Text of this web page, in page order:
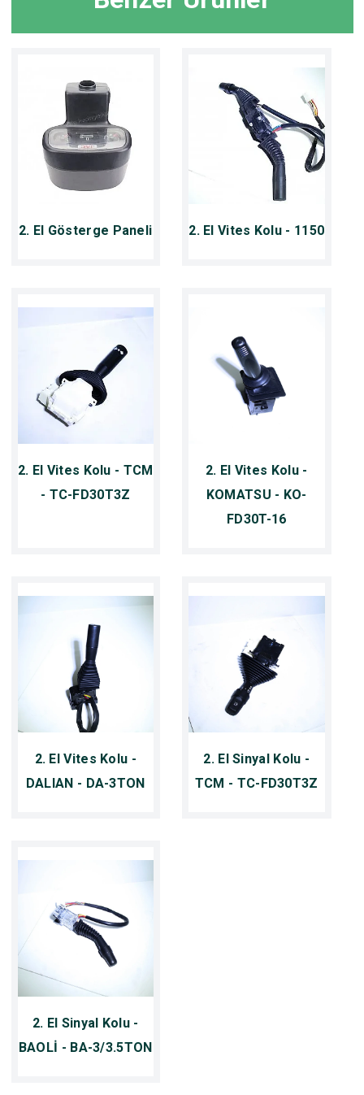
2. El Gösterge Paneli 2. El Vites Kolu - 1150
2. El Vites Kolu - TCM
- TC-FD30T3Z
2. El Vites Kolu -
KOMATSU - KO-
FD30T-16
2. El Vites Kolu -
DALIAN - DA-3TON
2. El Sinyal Kolu -
TCM - TC-FD30T3Z
2. El Sinyal Kolu -
BAOLİ - BA-3/3.5TON